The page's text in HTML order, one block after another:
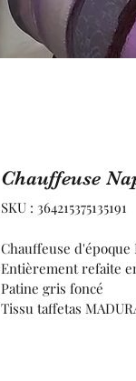
Chauffeuse
SKU : 364215375135191
Chauffeuse
Entièrement refaite
Patine gris foncé
Tissu taffetas